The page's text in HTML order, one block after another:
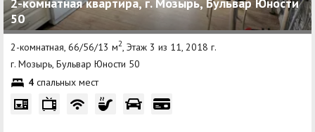
2-комнатная квартира, г. Мозырь, Бульвар Юности
50
2-комнатная, 66/56/13 м2, Этаж 3 из 11, 2018 г.
г. Мозырь, Бульвар Юности 50
4 спальных мест